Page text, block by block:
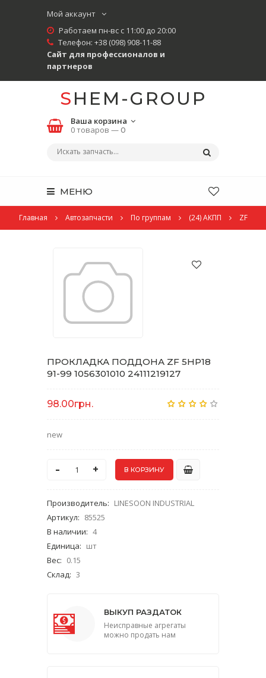
Мой аккаунт
Работаем пн-вс с 11:00 до 20:00
Телефон: +38 (098) 908-11-88
Сайт для профессионалов и
партнеров
SHEM-GROUP
Ваша корзина
0 товаров —0
МЕНЮ
Главная Автозапчасти По группам (24) АКПП ZF
ПРОКЛАДКА ПОДДОНА ZF 5HP18
91-99 1056301010 24111219127
98.00грн.
new
- +
Производитель: LINESOON INDUSTRIAL
Артикул: 85525
В наличии: 4
Единица: шт
Вес: 0.15
Склад: 3
ВЫКУП РАЗДАТОК
Неисправные агрегаты
можно продать нам